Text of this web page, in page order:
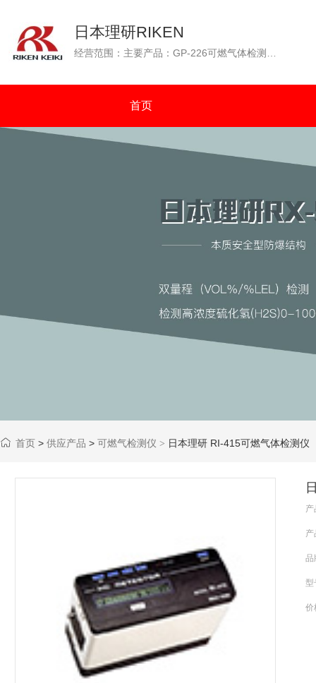
日本理研RIKEN
首页
首页 > 供应产品 > 可燃气检测仪 > 日本理研 RI-415可燃气体检测仪
产
产
品
型
价